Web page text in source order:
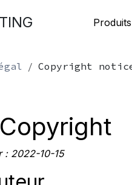
Produits
Copyright
: 2022-10-15